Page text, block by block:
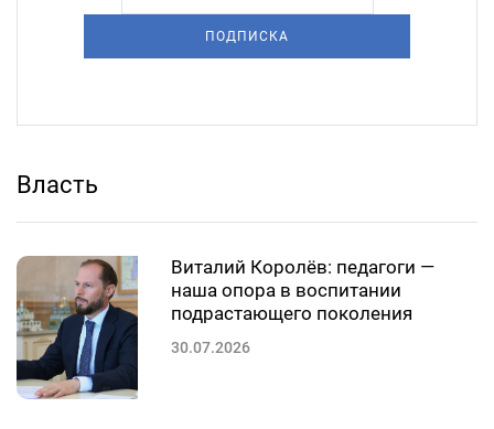
ПОДПИСКА
Власть
Виталий Королёв: педагоги —
наша опора в воспитании
подрастающего поколения
30.07.2026